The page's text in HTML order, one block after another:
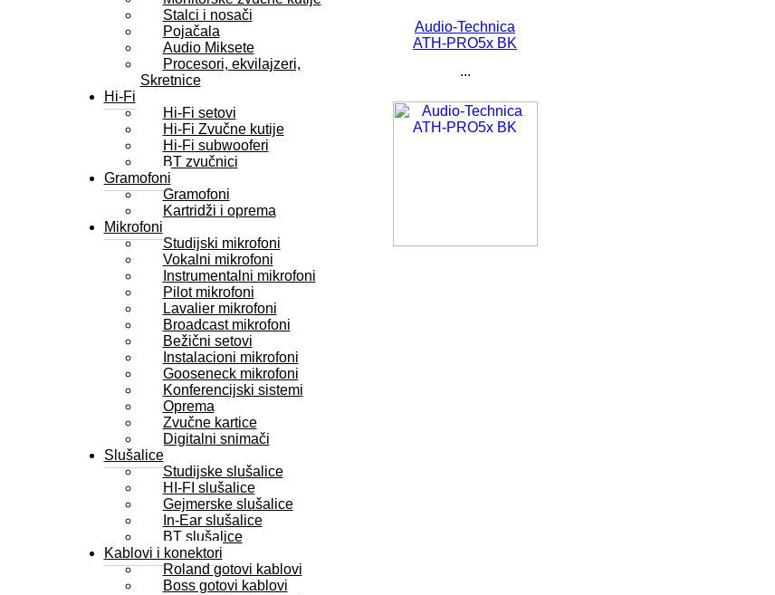
Stalci i nosači
Pojačala
Audio Miksete
Procesori, ekvilajzeri,
Skretnice
Hi-Fi
Hi-Fi setovi
Hi-Fi Zvučne kutije
Hi-Fi subwooferi
BT zvučnici
Gramofoni
Gramofoni
Kartridži i oprema
Mikrofoni
Studijski mikrofoni
Vokalni mikrofoni
Instrumentalni mikrofoni
Pilot mikrofoni
Lavalier mikrofoni
Broadcast mikrofoni
Bežični setovi
Instalacioni mikrofoni
Gooseneck mikrofoni
Konferencijski sistemi
Oprema
Zvučne kartice
Digitalni snimači
Slušalice
Studijske slušalice
HI-FI slušalice
Gejmerske slušalice
In-Ear slušalice
BT slušalice
Kablovi i konektori
Roland gotovi kablovi
Boss gotovi kablovi
Audio-Technica
ATH-PRO5x BK
...